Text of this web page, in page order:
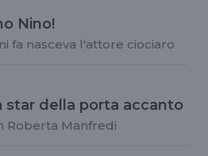
Nino!
fa nasceva l'attore ciociaro
star della porta accanto
Roberta Manfredi